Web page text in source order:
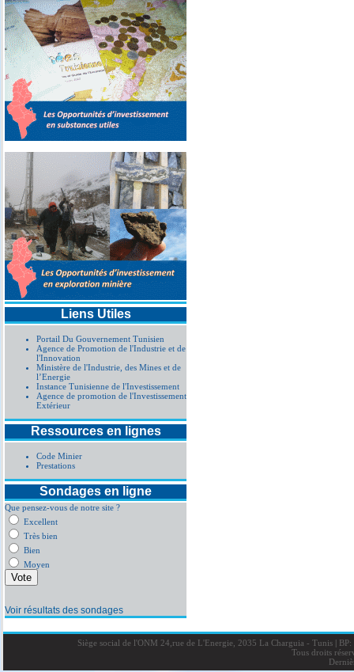
Liens Utiles
Portail Du Gouvernement Tunisien
Agence de Promotion de l'Industrie et de
l'Innovation
Ministère de l'Industrie, des Mines et de
l’Energie
Instance Tunisienne de l'Investissement
Agence de promotion de l'Investissement
Extérieur
Ressources en lignes
Code Minier
Prestations
Sondages en ligne
Que pensez-vous de notre site ?
Excellent
Très bien
Bien
Moyen
Voir résultats des sondages
Siège social de l'ONM 24,rue de L'Energie, 2035 La Charguia - Tunis |BP:
Tous droits